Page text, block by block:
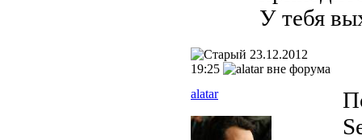
У тебя
23.12.2012
19:25
alatar